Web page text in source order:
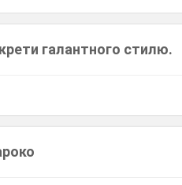
галантного стилю.